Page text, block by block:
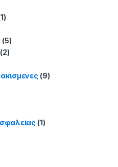
(5)
(2)
(9)
(1)